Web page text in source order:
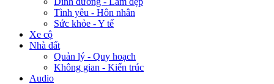
Tình yêu - Hôn nhân
Sức khỏe - Y tế
Xe cộ
Nhà đất
Quản lý - Quy hoạch
Không gian - Kiến trúc
Audio